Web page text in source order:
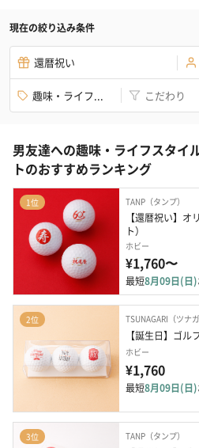
現在の絞り込み条件
還暦祝い
趣味・ライフ... こだわり
男友達への趣味・ライフスタイ
トのおすすめランキング
1位 TANP（タンプ）
【還暦祝い】
ト）
ホビー
¥1,760〜
最短8月09日(日)
2位 TSUNAGARI（ツナガ
【誕生日】ゴル
ホビー
¥1,760
最短8月09日(日)
3位 TANP（タンプ）